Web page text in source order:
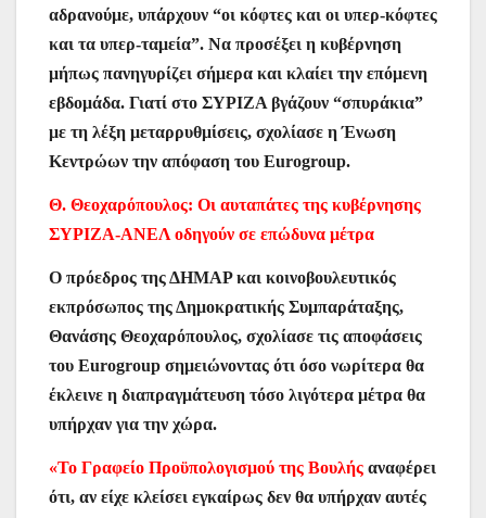
αδρανούμε, υπάρχουν “οι κόφτες και οι υπερ-κόφτες
και τα υπερ-ταμεία”. Να προσέξει η κυβέρνηση
μήπως πανηγυρίζει σήμερα και κλαίει την επόμενη
εβδομάδα. Γιατί στο ΣΥΡΙΖΑ βγάζουν “σπυράκια”
με τη λέξη μεταρρυθμίσεις, σχολίασε η Ένωση
Κεντρώων την απόφαση του Eurogroup.
Θ. Θεοχαρόπουλος: Οι αυταπάτες της κυβέρνησης
ΣΥΡΙΖΑ-ΑΝΕΛ οδηγούν σε επώδυνα μέτρα
Ο πρόεδρος της ΔΗΜΑΡ και κοινοβουλευτικός
εκπρόσωπος της Δημοκρατικής Συμπαράταξης,
Θανάσης Θεοχαρόπουλος, σχολίασε τις αποφάσεις
του Eurogroup σημειώνοντας ότι όσο νωρίτερα θα
έκλεινε η διαπραγμάτευση τόσο λιγότερα μέτρα θα
υπήρχαν για την χώρα.
«Το Γραφείο Προϋπολογισμού της Βουλής αναφέρει
ότι, αν είχε κλείσει εγκαίρως δεν θα υπήρχαν αυτές